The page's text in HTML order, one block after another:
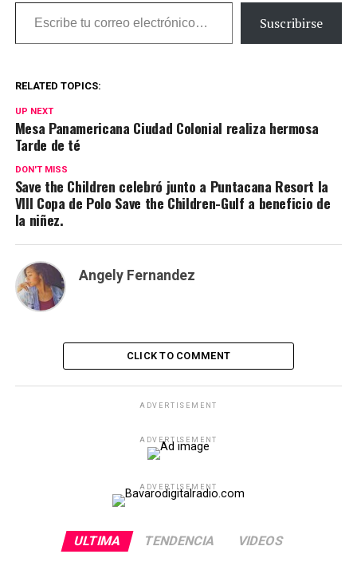
Suscribirse
RELATED TOPICS:
UP NEXT
Mesa Panamericana Ciudad Colonial realiza hermosa
Tarde de té
DON'T MISS
Save the Children celebró junto a Puntacana Resort la
VIII Copa de Polo Save the Children-Gulf a beneficio de
la niñez.
Angely Fernandez
CLICK TO COMMENT
ADVERTISEMENT
ADVERTISEMENT
ADVERTISEMENT
ULTIMA TENDENCIA VIDEOS